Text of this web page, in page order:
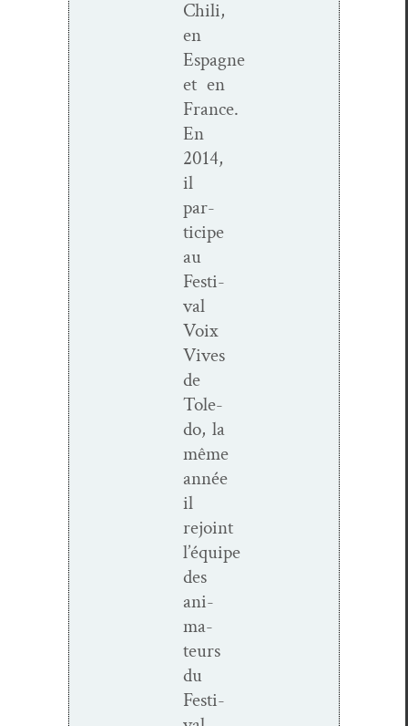
Chili,
en
Espagne
et en
France.
En
2014,
il
par­
ticipe
au
Fes­ti­
val
Voix
Vives
de
Tole­
do, la
même
année
il
rejoint
l’équipe
des
ani­
ma­
teurs
du
Fes­ti­